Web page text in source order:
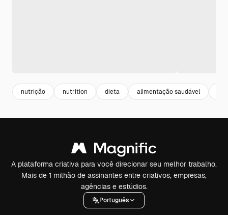
nutrição nutrition dieta alimentação saudável
A plataforma criativa para você direcionar seu melhor trabalho.
Mais de 1 milhão de assinantes entre criativos, empresas,
agências e estúdios.
Português